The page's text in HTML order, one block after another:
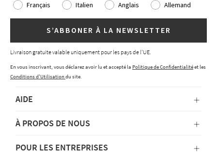
Français
Italien Anglais Allemand
S’ABBONER À LA NEWSLETTER
Livraison gratuite valable uniquement pour les pays de l'UE.
En vous inscrivant, vous déclarez avoir lu et accepté la Politique de Confidentialitéet les
Conditions d'Utilisationdu site.
AIDE
À PROPOS DE NOUS
POUR LES ENTREPRISES